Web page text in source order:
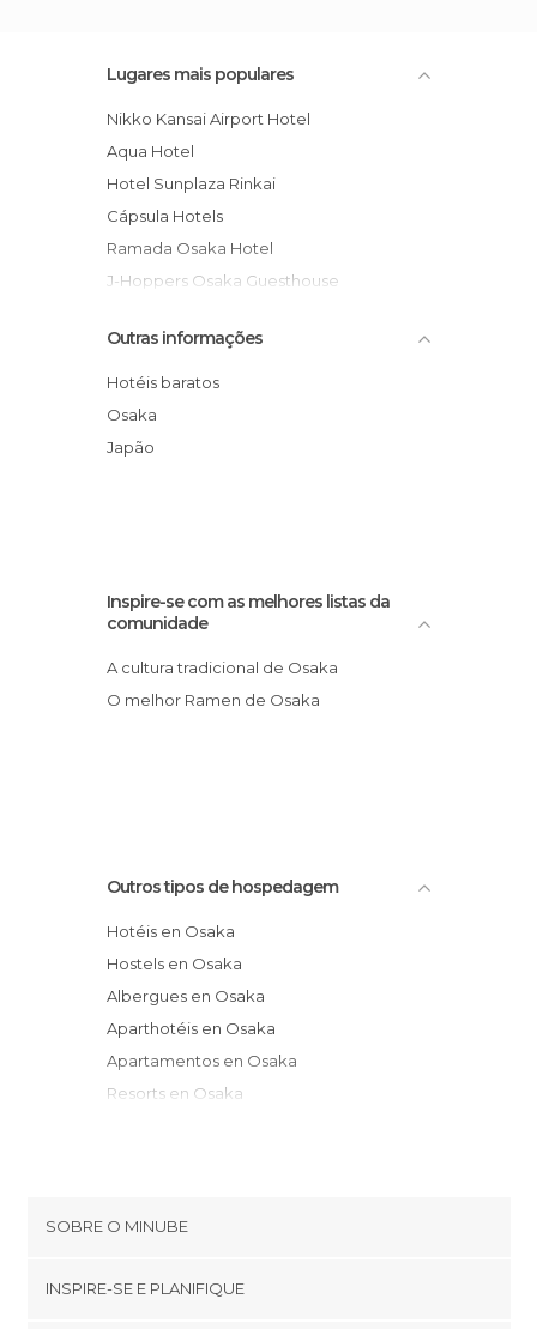
Lugares mais populares
Nikko Kansai Airport Hotel
Aqua Hotel
Hotel Sunplaza Rinkai
Cápsula Hotels
Ramada Osaka Hotel
J-Hoppers Osaka Guesthouse
Namba Oriental Hotel
Hotel St. Regis Osaka
RIHGA Royal Hotel
J&F Guesthouse
Outras informações
Hotéis baratos
Osaka
Japão
Inspire-se com as melhores listas da
comunidade
A cultura tradicional de Osaka
O melhor Ramen de Osaka
Outros tipos de hospedagem
Hotéis en Osaka
Hostels en Osaka
Albergues en Osaka
Aparthotéis en Osaka
Apartamentos en Osaka
Resorts en Osaka
SOBRE O MINUBE
INSPIRE-SE E PLANIFIQUE